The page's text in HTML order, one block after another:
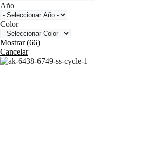
Año
Color
Mostrar(66)
Cancelar